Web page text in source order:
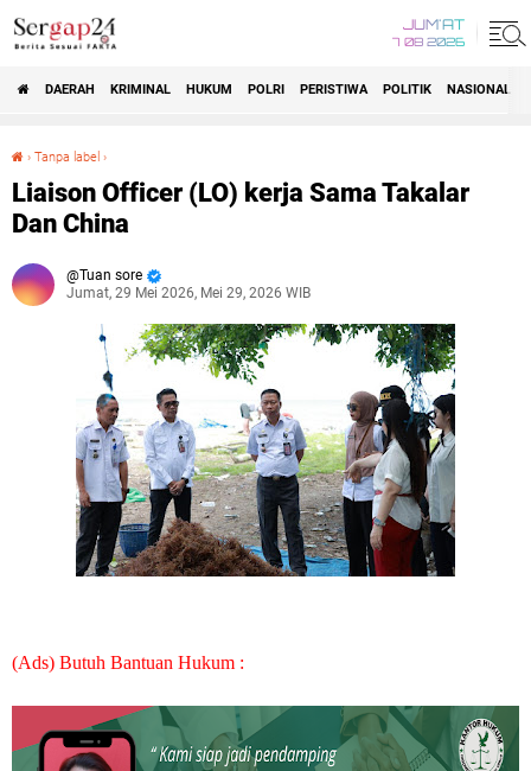
JUM'AT
7 08 2026
DAERAH KRIMINAL HUKUM POLRI PERISTIWA POLITIK NASIONAL
› Tanpa label ›
Liaison Officer (LO) kerja Sama Takalar
Dan China
Tuan sore
Jumat, 29 Mei 2026, Mei 29, 2026 WIB
(Ads) Butuh Bantuan Hukum :